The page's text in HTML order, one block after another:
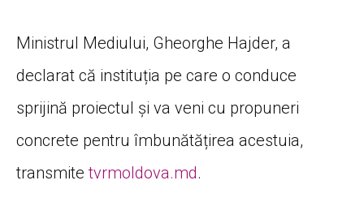
Ministrul Mediului, Gheorghe Hajder, a
declarat că instituția pe care o conduce
sprijină proiectul și va veni cu propuneri
concrete pentru îmbunătățirea acestuia,
transmitetvrmoldova.md.